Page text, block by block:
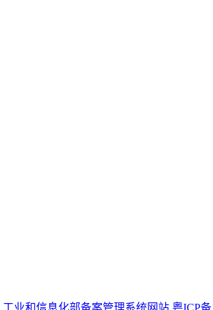
工业和信息化部备案管理系统网站 粤ICP备